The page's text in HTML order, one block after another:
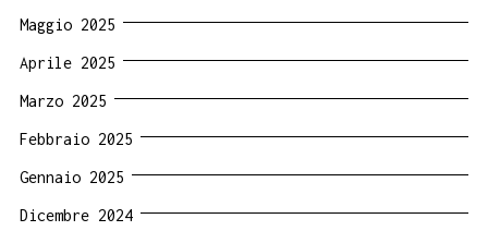
Maggio 2025
Aprile 2025
Marzo 2025
Febbraio 2025
Gennaio 2025
Dicembre 2024